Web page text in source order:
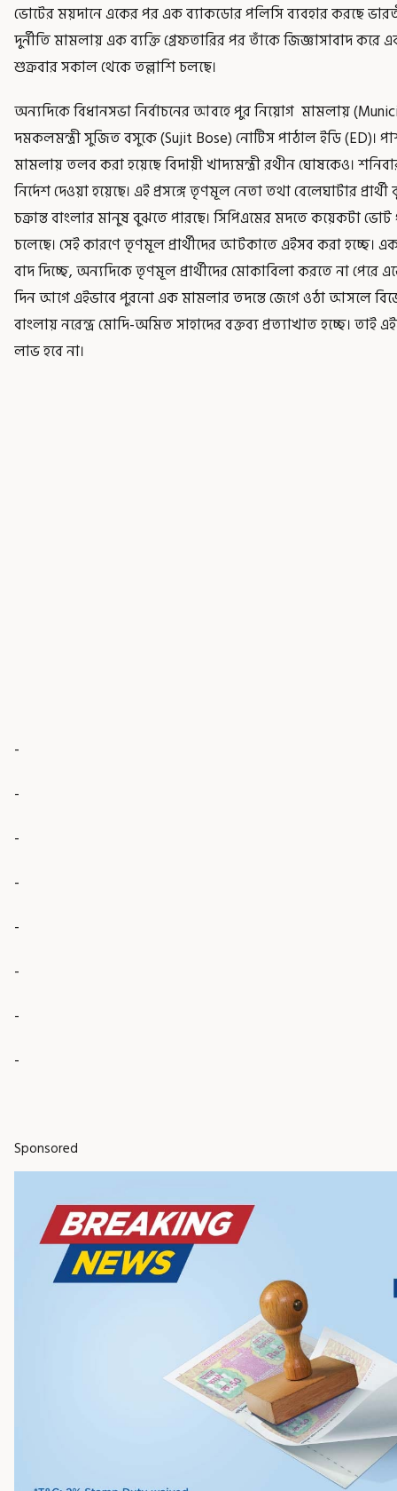
ভোটের ময়দানে একের পর এক ব্যাকডোর পলিসি ব্যবহার করছে
দুর্নীতি মামলায় এক ব্যক্তি গ্রেফতারির পর তাঁকে জিজ্ঞাসাবাদ করে
শুক্রবার সকাল থেকে তল্লাশি চলছে।
অন্যদিকে বিধানসভা নির্বাচনের আবহে পুর নিয়োগ মামলায়
দমকলমন্ত্রী সুজিত বসুকে (Sujit Bose) নোটিস পাঠাল ইডি (ED)।
মামলায় তলব করা হয়েছে বিদায়ী খাদ্যমন্ত্রী রথীন ঘোষকেও।
নির্দেশ দেওয়া হয়েছে। এই প্রসঙ্গে তৃণমূল নেতা তথা বেলেঘাটার
চক্রান্ত বাংলার মানুষ বুঝতে পারছে। সিপিএমের মদতে কয়েকটা ভোট
চলেছে। সেই কারণে তৃণমূল প্রার্থীদের আটকাতে এইসব করা হচ্ছে।
বাদ দিচ্ছে, অন্যদিকে তৃণমূল প্রার্থীদের মোকাবিলা করতে না পেরে
দিন আগে এইভাবে পুরনো এক মামলার তদন্তে জেগে ওঠা আসলে
বাংলায় নরেন্দ্র মোদি-অমিত সাহাদের বক্তব্য প্রত্যাখাত হচ্ছে। তাই
লাভ হবে না।
-
-
-
-
-
-
-
-
Sponsored